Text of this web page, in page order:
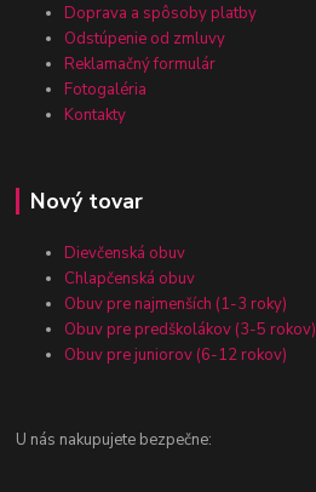
Doprava a spôsoby platby
Odstúpenie od zmluvy
Reklamačný formulár
Fotogaléria
Kontakty
Nový tovar
Dievčenská obuv
Chlapčenská obuv
Obuv pre najmenších (1-3 roky)
Obuv pre predškolákov (3-5 rokov)
Obuv pre juniorov (6-12 rokov)
U nás nakupujete bezpečne: